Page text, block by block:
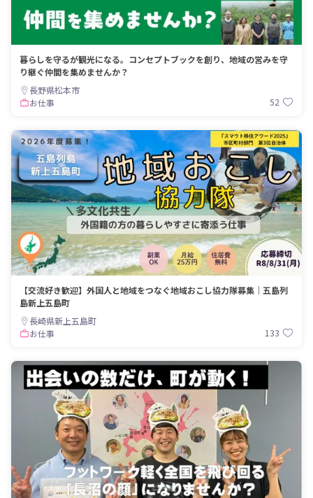
暮らしを守るが観光になる。コンセプトブックを創り、地域の営みを守
り継ぐ仲間を集めませんか？
長野県松本市
お仕事
52
【交流好き歓迎】外国人と地域をつなぐ地域おこし協力隊募集｜五島列
島新上五島町
長崎県新上五島町
お仕事
133